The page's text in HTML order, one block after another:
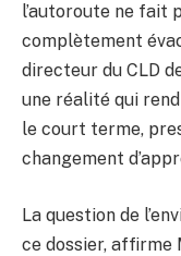
l’autoroute ne fait
complètement
directeur du CLD
une réalité qui
le court terme,
changement
La question de
ce dossier, affirme